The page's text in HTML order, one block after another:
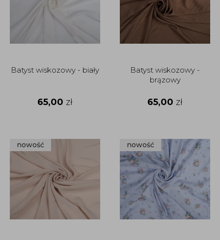
Batyst wiskozowy - biały
65,00 zł
Batyst wiskozowy -
brązowy
65,00 zł
nowość nowość